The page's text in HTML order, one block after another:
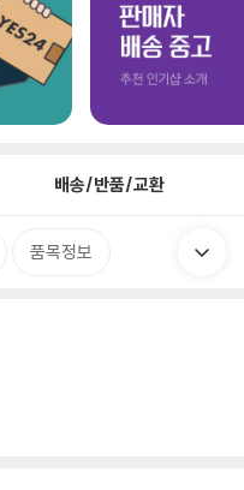
배송/반품/교환
품목정보